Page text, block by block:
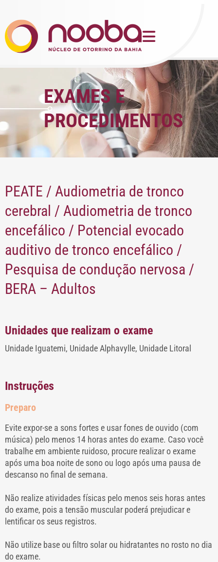
EXAMES E
PROCEDIMENTOS
PEATE / Audiometria de tronco
cerebral / Audiometria de tronco
encefálico / Potencial evocado
auditivo de tronco encefálico /
Pesquisa de condução nervosa /
BERA – Adultos
Unidades que realizam o exame
Unidade Iguatemi, Unidade Alphavylle, Unidade Litoral
Instruções
Preparo
Evite expor-se a sons fortes e usar fones de ouvido (com
música) pelo menos 14 horas antes do exame. Caso você
trabalhe em ambiente ruidoso, procure realizar o exame
após uma boa noite de sono ou logo após uma pausa de
descanso no final de semana.
Não realize atividades físicas pelo menos seis horas antes
do exame, pois a tensão muscular poderá prejudicar e
lentificar os seus registros.
Não utilize base ou filtro solar ou hidratantes no rosto no dia
do exame.